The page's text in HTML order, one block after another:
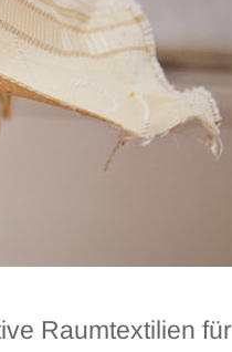
Raumtextilien